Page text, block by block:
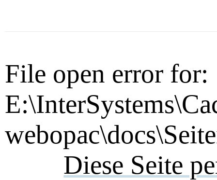
File open error for:
Diese Seite